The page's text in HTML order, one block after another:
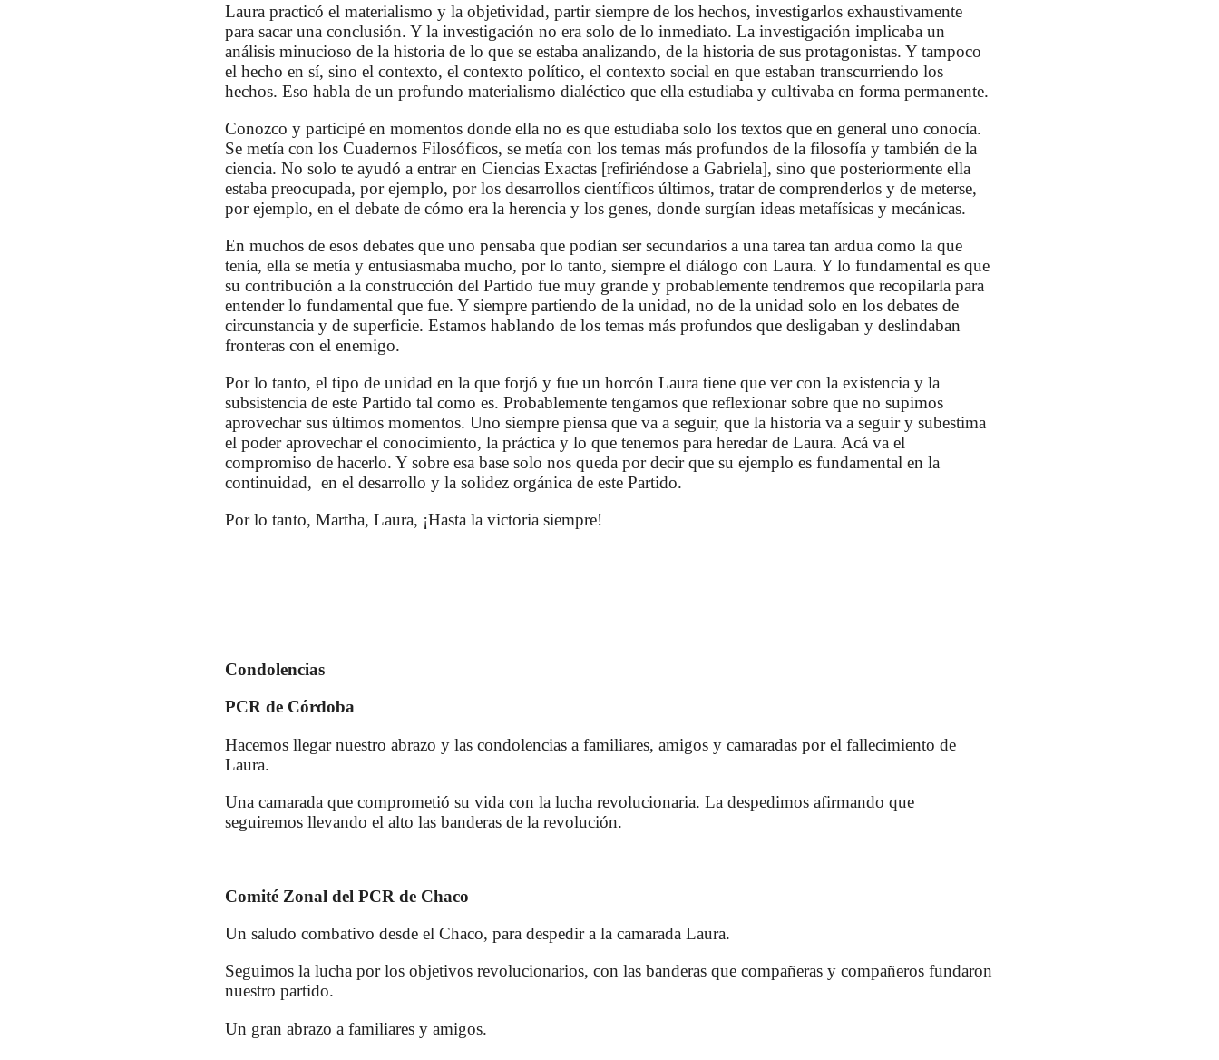
Laura practicó el materialismo y la objetividad, partir siempre de los hechos, investigarlos exhaustivamente
para sacar una conclusión. Y la investigación no era solo de lo inmediato. La investigación implicaba un
análisis minucioso de la historia de lo que se estaba analizando, de la historia de sus protagonistas. Y tampoco
el hecho en sí, sino el contexto, el contexto político, el contexto social en que estaban transcurriendo los
hechos. Eso habla de un profundo materialismo dialéctico que ella estudiaba y cultivaba en forma permanente.
Conozco y participé en momentos donde ella no es que estudiaba solo los textos que en general uno conocía.
Se metía con los Cuadernos Filosóficos, se metía con los temas más profundos de la filosofía y también de la
ciencia. No solo te ayudó a entrar en Ciencias Exactas [refiriéndose a Gabriela], sino que posteriormente ella
estaba preocupada, por ejemplo, por los desarrollos científicos últimos, tratar de comprenderlos y de meterse,
por ejemplo, en el debate de cómo era la herencia y los genes, donde surgían ideas metafísicas y mecánicas.
En muchos de esos debates que uno pensaba que podían ser secundarios a una tarea tan ardua como la que
tenía, ella se metía y entusiasmaba mucho, por lo tanto, siempre el diálogo con Laura. Y lo fundamental es que
su contribución a la construcción del Partido fue muy grande y probablemente tendremos que recopilarla para
entender lo fundamental que fue. Y siempre partiendo de la unidad, no de la unidad solo en los debates de
circunstancia y de superficie. Estamos hablando de los temas más profundos que desligaban y deslindaban
fronteras con el enemigo.
Por lo tanto, el tipo de unidad en la que forjó y fue un horcón Laura tiene que ver con la existencia y la
subsistencia de este Partido tal como es. Probablemente tengamos que reflexionar sobre que no supimos
aprovechar sus últimos momentos. Uno siempre piensa que va a seguir, que la historia va a seguir y subestima
el poder aprovechar el conocimiento, la práctica y lo que tenemos para heredar de Laura. Acá va el
compromiso de hacerlo. Y sobre esa base solo nos queda por decir que su ejemplo es fundamental en la
continuidad, en el desarrollo y la solidez orgánica de este Partido.
Por lo tanto, Martha, Laura, ¡Hasta la victoria siempre!
Condolencias
PCR de Córdoba
Hacemos llegar nuestro abrazo y las condolencias a familiares, amigos y camaradas por el fallecimiento de
Laura.
Una camarada que comprometió su vida con la lucha revolucionaria. La despedimos afirmando que
seguiremos llevando el alto las banderas de la revolución.
Comité Zonal del PCR de Chaco
Un saludo combativo desde el Chaco, para despedir a la camarada Laura.
Seguimos la lucha por los objetivos revolucionarios, con las banderas que compañeras y compañeros fundaron
nuestro partido.
Un gran abrazo a familiares y amigos.